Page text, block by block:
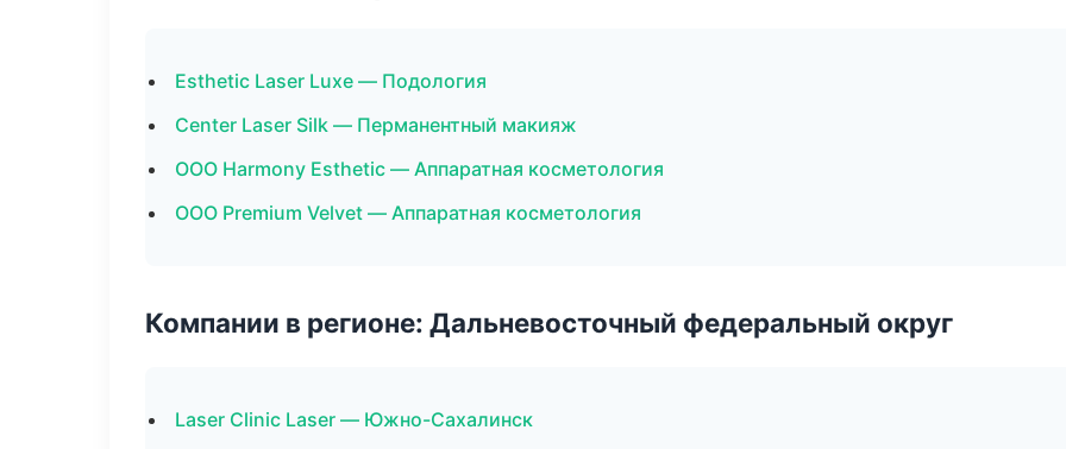
Esthetic Laser Luxe — Подология
Center Laser Silk — Перманентный макияж
ООО Harmony Esthetic — Аппаратная косметология
ООО Premium Velvet — Аппаратная косметология
Компании в регионе: Дальневосточный федеральный округ
Laser Clinic Laser — Южно-Сахалинск